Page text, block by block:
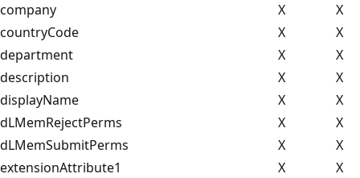
company
X
X
countryCode
X
X
department
X
X
description
X
X
displayName
X
X
dLMemRejectPerms
X
X
dLMemSubmitPerms
X
X
extensionAttribute1
X
X